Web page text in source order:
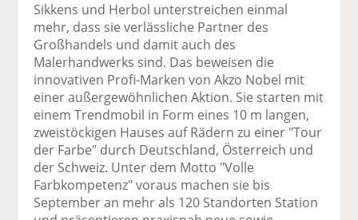
Sikkens und Herbol unterstreichen einmal
mehr, dass sie verlässliche Partner des
Großhandels und damit auch des
Malerhandwerks sind. Das beweisen die
innovativen Profi-Marken von Akzo Nobel mit
einer außergewöhnlichen Aktion. Sie starten mit
einem Trendmobil in Form eines 10 m langen,
zweistöckigen Hauses auf Rädern zu einer "Tour
der Farbe" durch Deutschland, Österreich und
der Schweiz. Unter dem Motto "Volle
Farbkompetenz" voraus machen sie bis
September an mehr als 120 Standorten Station